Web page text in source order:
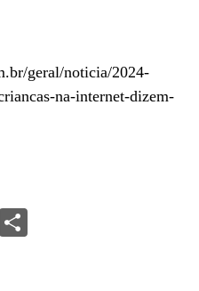
geral/noticia/2024-
na-internet-dizem-
Share